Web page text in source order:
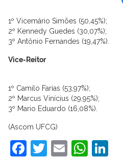
1º Vicemário Simões (50,45%);
2º Kennedy Guedes (30,07%);
3º Antônio Fernandes (19,47%).
Vice-Reitor
1º Camilo Farias (53,97%);
2º Marcus Vinícius (29,95%);
3º Mario Eduardo (16,08%).
(Ascom UFCG)
Facebook
Twitter
Email